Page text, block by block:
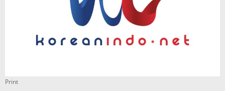
Print